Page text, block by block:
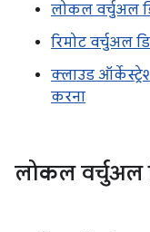
लोकल वर्चुअल
रिमोट वर्चुअल
क्लाउड
करना
लोकल वर्चुअल